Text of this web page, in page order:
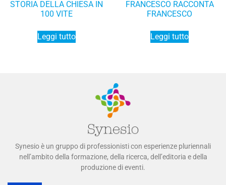
STORIA DELLA CHIESA IN
100 VITE
Leggi tutto
FRANCESCO RACCONTA
FRANCESCO
Leggi tutto
Synesio è un gruppo di professionisti con esperienze pluriennali
nell’ambito della formazione, della ricerca, dell’editoria e della
produzione di eventi.